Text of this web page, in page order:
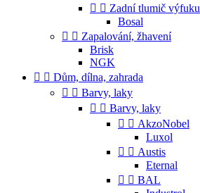
  Zadní tlumič výfuku
Bosal
  Zapalování, žhavení
Brisk
NGK
  Dům, dílna, zahrada
  Barvy, laky
  Barvy, laky
  AkzoNobel
Luxol
  Austis
Eternal
  BAL